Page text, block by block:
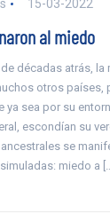
15-03-2022
al miedo
décadas atrás, la
otros países,
ya sea por su
escondían su
ancestrales se
miedo a